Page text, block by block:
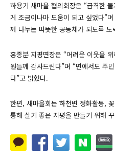
하용기 새마을 협의회장은 “급격한
게 조금이나마 도움이 되고 싶었다”
께 나누는 따뜻한 공동체가 되도록 노
홍종분 지평면장은 “어려운 이웃을
원들께 감사드린다”며 “면에서도 주
다”고 밝혔다.
한편, 새마을회는 하천변 정화활동,
통해 살기 좋은 지평을 만들기 위해